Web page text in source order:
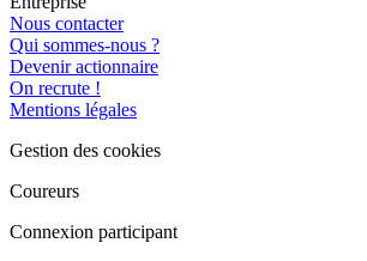
Nous contacter
Qui sommes-nous ?
Devenir actionnaire
On recrute !
Mentions légales
Gestion des cookies
Coureurs
Connexion participant